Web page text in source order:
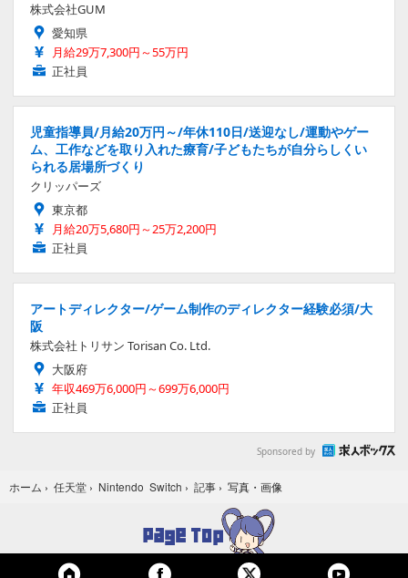
株式会社GUM
愛知県
月給29万7,300円～55万円
正社員
児童指導員/月給20万円～/年休110日/送迎なし/運動やゲー
ム、工作などを取り入れた療育/子どもたちが自分らしくい
られる居場所づくり
クリッパーズ
東京都
月給20万5,680円～25万2,200円
正社員
アートディレクター/ゲーム制作のディレクター経験必須/大
阪
株式会社トリサン Torisan Co. Ltd.
大阪府
年収469万6,000円～699万6,000円
正社員
Sponsored by
ホーム › 任天堂 › Nintendo Switch › 記事 › 写真・画像